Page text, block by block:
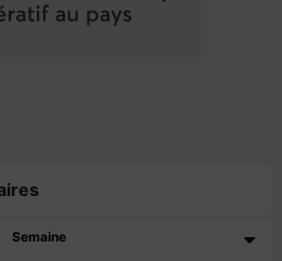
Semaine